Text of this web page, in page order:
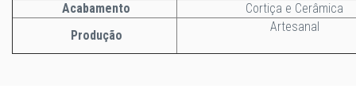
Acabamento
Cortiça e Cerâmica
Produção
Artesanal